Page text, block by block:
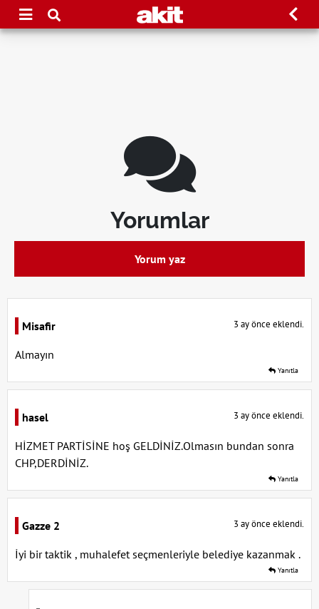
Yorumlar
Yorum yaz
Misafir 3 ay önce eklendi.
Almayın
Yanıtla
hasel 3 ay önce eklendi.
HİZMET PARTİSİNE hoş GELDİNİZ.Olmasın bundan sonra
CHP,DERDİNİZ.
Yanıtla
Gazze 2 3 ay önce eklendi.
İyi bir taktik , muhalefet seçmenleriyle belediye kazanmak .
Yanıtla